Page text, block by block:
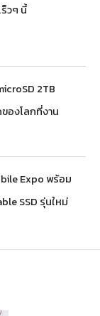
วๆ นี้
2TB
องโลกที่งาน
Expo พร้อม
SSD รุ่นใหม่